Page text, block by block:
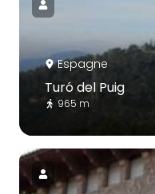
Espagne
Turó del Puig
965 m